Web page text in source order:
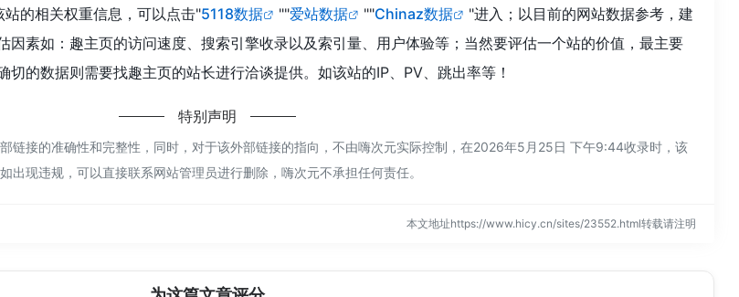
的相关权重信息，可以点击"5118数据 ""爱站数据 ""Chinaz数据
"进入；以目前的网站数据参考，建
因素如：趣主页的访问速度、搜索引擎收录以及索引量、用户体验等；当然要评估一个站的价值，最主要
的数据则需要找趣主页的站长进行洽谈提供。如该站的IP、PV、跳出率等！
特别声明
链接的准确性和完整性，同时，对于该外部链接的指向，不由嗨次元实际控制，在2026年5月25日 下午9:44收录时，该
出现违规，可以直接联系网站管理员进行删除，嗨次元不承担任何责任。
本文地址https://www.hicy.cn/sites/23552.html转载请注明